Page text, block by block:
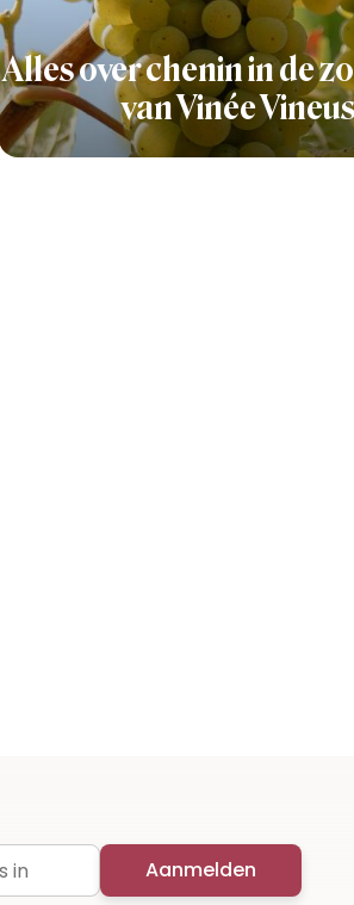
Alles over chenin in de
van Vinée
Aanmelden